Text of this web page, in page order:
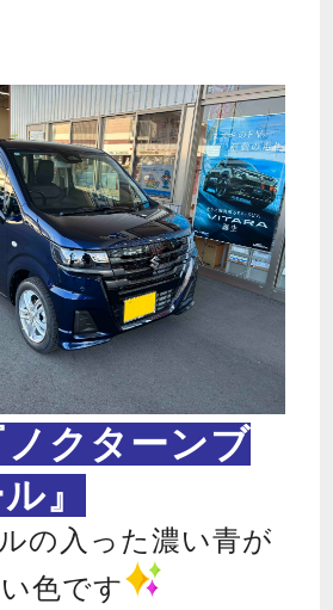
ノクターンブ
』
の入った濃い青が
色です